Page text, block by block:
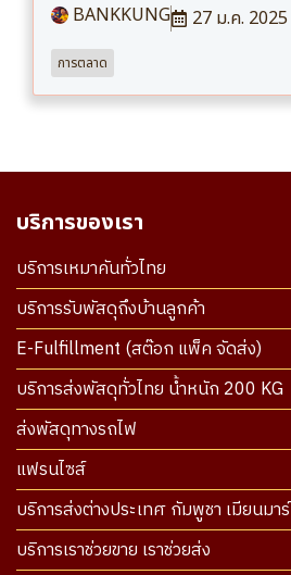
BANKKUNG
27 ม.ค. 2025
การตลาด
บริการของเรา
บริการเหมาคันทั่วไทย
บริการรับพัสดุถึงบ้านลูกค้า
E-Fulfillment (สต๊อก แพ็ค จัดส่ง)
บริการส่งพัสดุทั่วไทย น้ำหนัก 200 KG
ส่งพัสดุทางรถไฟ
แฟรนไซส์
บริการส่งต่างประเทศ กัมพูชา เมียนมาร์
บริการเราช่วยขาย เราช่วยส่ง